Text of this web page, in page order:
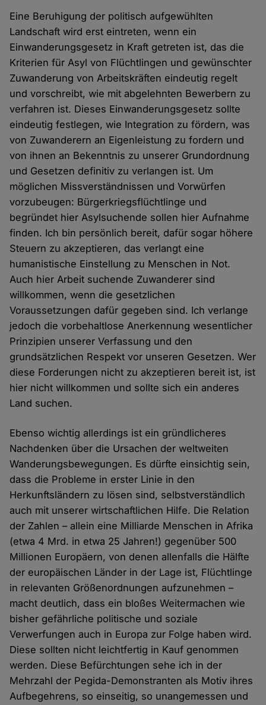
Eine Beruhigung der politisch aufgewühlten
Landschaft wird erst eintreten, wenn ein
Einwanderungsgesetz in Kraft getreten ist, das die
Kriterien für Asyl von Flüchtlingen und gewünschter
Zuwanderung von Arbeitskräften eindeutig regelt
und vorschreibt, wie mit abgelehnten Bewerbern zu
verfahren ist. Dieses Einwanderungsgesetz sollte
eindeutig festlegen, wie Integration zu fördern, was
von Zuwanderern an Eigenleistung zu fordern und
von ihnen an Bekenntnis zu unserer Grundordnung
und Gesetzen definitiv zu verlangen ist. Um
möglichen Missverständnissen und Vorwürfen
vorzubeugen: Bürgerkriegsflüchtlinge und
begründet hier Asylsuchende sollen hier Aufnahme
finden. Ich bin persönlich bereit, dafür sogar höhere
Steuern zu akzeptieren, das verlangt eine
humanistische Einstellung zu Menschen in Not.
Auch hier Arbeit suchende Zuwanderer sind
willkommen, wenn die gesetzlichen
Voraussetzungen dafür gegeben sind. Ich verlange
jedoch die vorbehaltlose Anerkennung wesentlicher
Prinzipien unserer Verfassung und den
grundsätzlichen Respekt vor unseren Gesetzen. Wer
diese Forderungen nicht zu akzeptieren bereit ist, ist
hier nicht willkommen und sollte sich ein anderes
Land suchen.
Ebenso wichtig allerdings ist ein gründlicheres
Nachdenken über die Ursachen der weltweiten
Wanderungsbewegungen. Es dürfte einsichtig sein,
dass die Probleme in erster Linie in den
Herkunftsländern zu lösen sind, selbstverständlich
auch mit unserer wirtschaftlichen Hilfe. Die Relation
der Zahlen – allein eine Milliarde Menschen in Afrika
(etwa 4 Mrd. in etwa 25 Jahren!) gegenüber 500
Millionen Europäern, von denen allenfalls die Hälfte
der europäischen Länder in der Lage ist, Flüchtlinge
in relevanten Größenordnungen aufzunehmen –
macht deutlich, dass ein bloßes Weitermachen wie
bisher gefährliche politische und soziale
Verwerfungen auch in Europa zur Folge haben wird.
Diese sollten nicht leichtfertig in Kauf genommen
werden. Diese Befürchtungen sehe ich in der
Mehrzahl der Pegida-Demonstranten als Motiv ihres
Aufbegehrens, so einseitig, so unangemessen und